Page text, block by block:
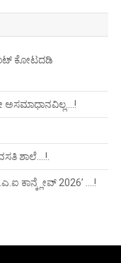
ಕೋಟದಡಿ
ಅಸಮಾಧಾನವಿಲ್ಲ….!
ಶಾಲೆ….!.
ಕಾನ್ಕ್ಲೇವ್ 2026’ ….!